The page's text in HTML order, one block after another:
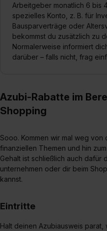
Arbeitgeber monatlich 6 bis
spezielles Konto, z. B. für
Bausparverträge oder
bekommst du zusätzlich zu
Normalerweise informiert
darüber – falls nicht, frag
Azubi-Rabatte im
Shopping
Sooo. Kommen wir mal weg
finanziellen Themen und hin
Gehalt ist schließlich auch dafür
unternehmen oder dir beim
kannst.
Eintritte
Halt deinen Azubiausweis